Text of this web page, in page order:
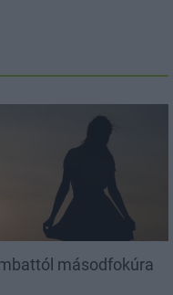
másodfokúra